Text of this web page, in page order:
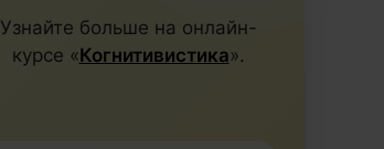
Узнайте больше на онлайн-
курсе «Когнитивистика».